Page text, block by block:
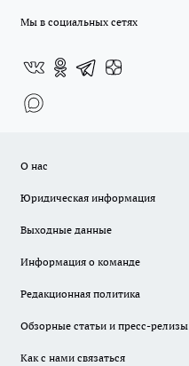
Мы в социальных сетях
О нас
Юридическая информация
Выходные данные
Информация о команде
Редакционная политика
Обзорные статьи и пресс-релизы
Как с нами связаться